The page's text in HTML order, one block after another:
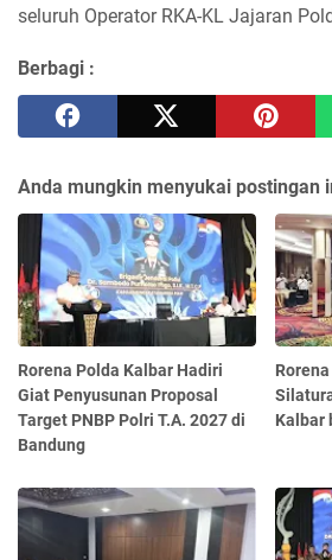
seluruh Operator RKA-KL Jajaran
Berbagi :
Anda mungkin menyukai postingan
Rorena Polda Kalbar Hadiri
Giat Penyusunan Proposal
Target PNBP Polri T.A. 2027 di
Bandung
Kalbar